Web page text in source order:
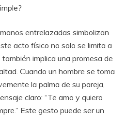
entrelazadas simbolizan
acto físico no solo se limita a
implica una promesa de
Cuando un hombre se toma
la palma de su pareja,
claro: “Te amo y quiero
Este gesto puede ser un